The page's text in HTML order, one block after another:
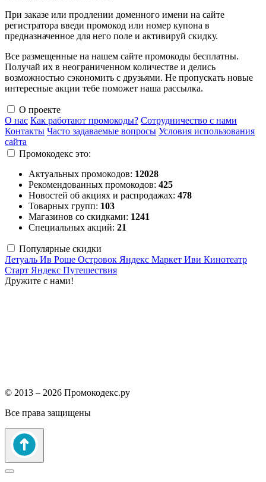
При заказе или продлении доменного имени на сайте
регистратора введи промокод или номер купона в
предназначенное для него поле и активируй скидку.
Все размещенные на нашем сайте промокоды бесплатны.
Получай их в неограниченном количестве и делись
возможностью сэкономить с друзьями. Не пропускать новые
интересные акции тебе поможет наша рассылка.
О проекте
О нас Как работают промокоды? Сотрудничество с нами
Контакты Часто задаваемые вопросы Условия использования
сайта
Промокодекс это:
Актуальных промокодов: 12028
Рекомендованных промокодов: 425
Новостей об акциях и распродажах: 478
Товарных групп: 103
Магазинов со скидками: 1241
Специальных акций: 21
Популярные скидки
Летуаль Ив Роше Островок Яндекс Маркет Иви Кинотеатр
Старт Яндекс Путешествия
Дружите с нами!
© 2013 – 2026 Промокодекс.ру
Все права защищены